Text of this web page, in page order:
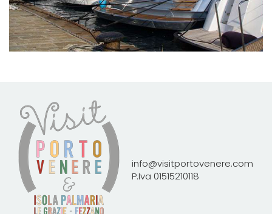
info@visitportovenere.com
P.Iva 01515210118